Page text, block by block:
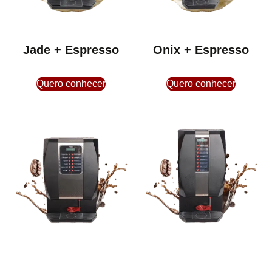
Jade + Espresso
Quero conhecer
Onix + Espresso
Quero conhecer